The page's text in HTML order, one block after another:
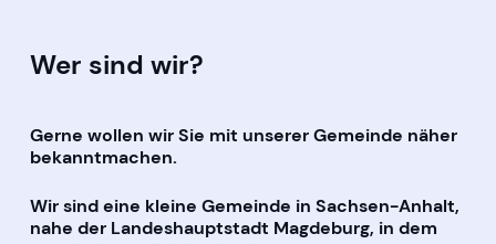
Wer sind wir?
Gerne wollen wir Sie mit unserer Gemeinde näher
bekanntmachen.
Wir sind eine kleine Gemeinde in Sachsen-Anhalt,
nahe der Landeshauptstadt Magdeburg, in dem